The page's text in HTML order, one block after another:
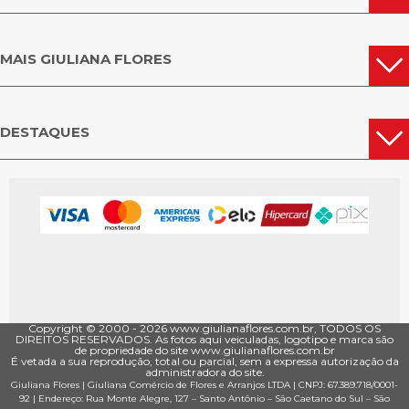
MAIS GIULIANA FLORES
DESTAQUES
Copyright © 2000 - ­2026 www.giulianaflores.com.br, TODOS OS
DIREITOS RESERVADOS. As fotos aqui veiculadas, logotipo e marca são
de propriedade do site www.giulianaflores.com.br
É vetada a sua reprodução, total ou parcial, sem a expressa autorização da
administradora do site.
Giuliana Flores | Giuliana Comércio de Flores e Arranjos LTDA | CNPJ: 67.389.718/0001­
92 | Endereço: Rua Monte Alegre, 127 – Santo Antônio – São Caetano do Sul – São